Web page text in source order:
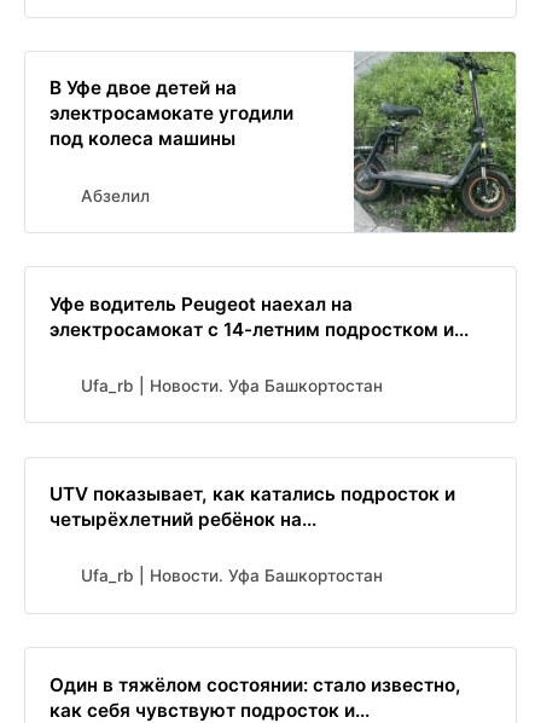
В Уфе двое детей на
электросамокате угодили
под колеса машины
Абзелил
Уфе водитель Peugeot наехал на
электросамокат с 14-летним подростком и...
Ufa_rb | Новости. Уфа Башкортостан
UTV показывает, как катались подросток и
четырёхлетний ребёнок на...
Ufa_rb | Новости. Уфа Башкортостан
Один в тяжёлом состоянии: стало известно,
как себя чувствуют подросток и...